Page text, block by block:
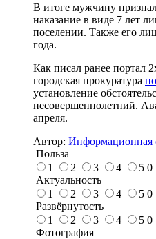
В итоге мужчину
наказание в виде 7 лет
поселении. Также его
года.
Как писал ранее портал
городская прокуратура
установление
несовершеннолетний.
апреля.
Автор: Информационная
Польза
1
2 3 4 5 0
Актуальность
1
2 3 4 5 0
Развёрнутость
1
2 3 4 5 0
Фотография